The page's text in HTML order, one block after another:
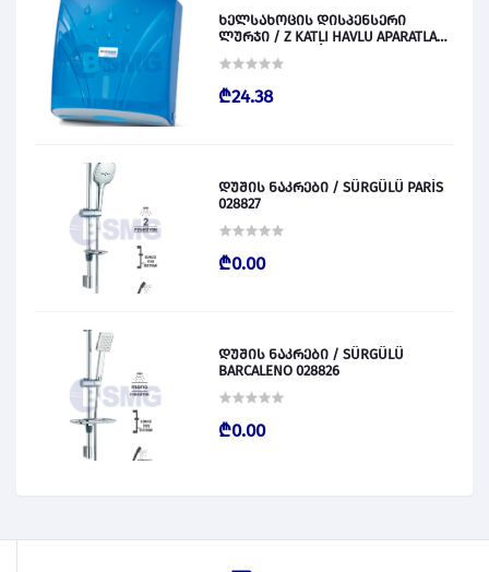
ხელსახოცის დისპენსერი
ლურჯი / Z KATLI HAVLU APARATLARI
₾24.38
დუშის ნაკრები / SÜRGÜLÜ PARİS
028827
₾0.00
დუშის ნაკრები / SÜRGÜLÜ
BARCALENO 028826
₾0.00